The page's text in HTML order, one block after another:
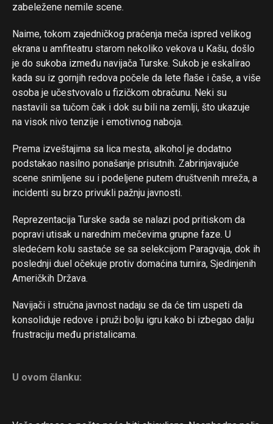
zabeležene nemile scene.
Naime, tokom zajedničkog praćenja meča ispred velikog
ekrana u amfiteatru starom nekoliko vekova u Kašu, došlo
je do sukoba između navijača Turske. Sukob je eskalirao
kada su iz gornjih redova počele da lete flaše i čaše, a više
osoba je učestvovalo u fizičkom obračunu. Neki su
nastavili sa tučom čak i dok su bili na zemlji, što ukazuje
na visok nivo tenzije i emotivnog naboja.
Prema izveštajima sa lica mesta, alkohol je dodatno
podstakao nasilno ponašanje prisutnih. Zabrinjavajuće
scene snimljene su i podeljene putem društvenih mreža, a
incidenti su brzo privukli pažnju javnosti.
Reprezentacija Turske sada se nalazi pod pritiskom da
popravi utisak u narednim mečevima grupne faze. U
sledećem kolu sastaće se sa selekcijom Paragvaja, dok ih
poslednji duel očekuje protiv domaćina turnira, Sjedinjenih
Američkih Država.
Navijači i stručna javnost nadaju se da će tim uspeti da
konsoliduje redove i pruži bolju igru kako bi izbegao dalju
frustraciju među pristalicama.
U ovom članku:
Flipboard
Whatsapp
Email